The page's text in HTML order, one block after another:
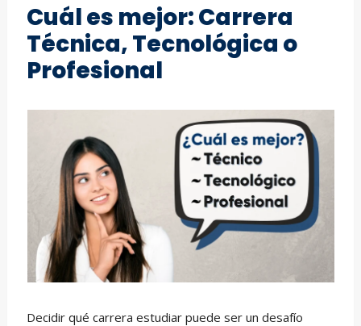
Cuál es mejor: Carrera
Técnica, Tecnológica o
Profesional
Decidir qué carrera estudiar puede ser un desafío